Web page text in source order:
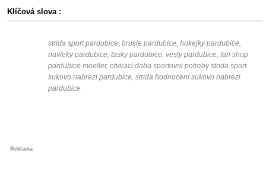
Klíčová slova :
strida sport pardubice, brusle pardubice, hokejky pardubice,
navleky pardubice, tasky pardubice, vesty pardubice, fan shop
pardubice moeller, otviraci doba sportovni potreby strida sport
sukovo nabrezi pardubice, strida hodnoceni sukovo nabrezi
pardubice
Reklama